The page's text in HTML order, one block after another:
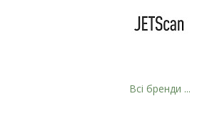
Всі бренди ...